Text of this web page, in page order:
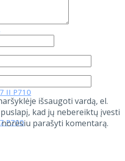
II P710
P700
išsaugoti vardą, el.
kad jų nebereiktų įvesti
parašyti komentarą.